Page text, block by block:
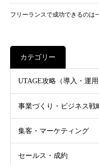
フリーランスで成功できるのは
カテゴリー
UTAGE攻略（導入・運用
事業づくり・ビジネス戦
集客・マーケティング
セールス・成約